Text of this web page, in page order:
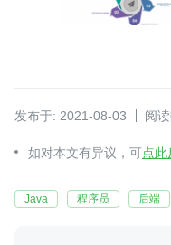
发布于: 2021-08-03 阅
如对本文有异议，可点此
Java 程序员 后端